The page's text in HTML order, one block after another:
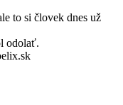
to si človek dnes už
odolať.